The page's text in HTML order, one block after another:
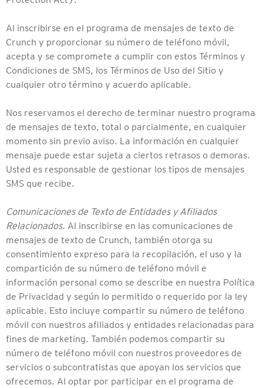
Al inscribirse en el programa de mensajes de texto de
Crunch y proporcionar su número de teléfono móvil,
acepta y se compromete a cumplir con estos Términos y
Condiciones de SMS, los Términos de Uso del Sitio y
cualquier otro término y acuerdo aplicable.
Nos reservamos el derecho de terminar nuestro programa
de mensajes de texto, total o parcialmente, en cualquier
momento sin previo aviso. La información en cualquier
mensaje puede estar sujeta a ciertos retrasos o demoras.
Usted es responsable de gestionar los tipos de mensajes
SMS que recibe.
Comunicaciones de Texto de Entidades y Afiliados
Relacionados. Al inscribirse en las comunicaciones de
mensajes de texto de Crunch, también otorga su
consentimiento expreso para la recopilación, el uso y la
compartición de su número de teléfono móvil e
información personal como se describe en nuestra Política
de Privacidad y según lo permitido o requerido por la ley
aplicable. Esto incluye compartir su número de teléfono
móvil con nuestros afiliados y entidades relacionadas para
fines de marketing. También podemos compartir su
número de teléfono móvil con nuestros proveedores de
servicios o subcontratistas que apoyan los servicios que
ofrecemos. Al optar por participar en el programa de